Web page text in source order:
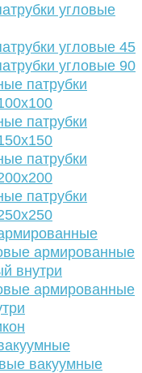
угловые
угловые 45
угловые 90
патрубки
патрубки
патрубки
патрубки
армированные
внутри
армированные
вакуумные